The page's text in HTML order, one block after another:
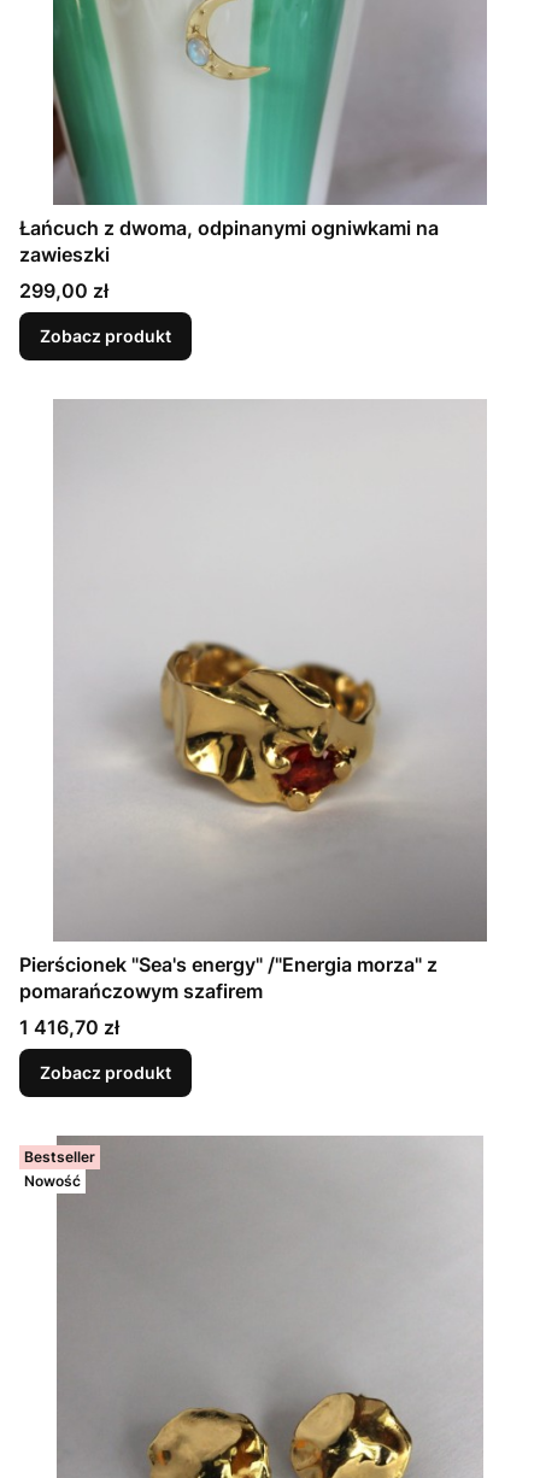
Łańcuch z dwoma, odpinanymi ogniwkami na
zawieszki
Cena
299,00 zł
Zobacz produkt
Pierścionek "Sea's energy" /"Energia morza" z
pomarańczowym szafirem
Cena
1 416,70 zł
Zobacz produkt
Bestseller
Nowość